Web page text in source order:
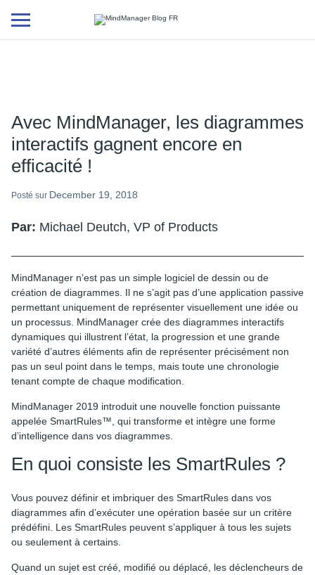
Additional
menu
Avec MindManager, les diagrammes
interactifs gagnent encore en
efficacité !
Posté sur December 19, 2018
Par: Michael Deutch, VP of Products
MindManager n’est pas un simple logiciel de dessin ou de
création de diagrammes. Il ne s’agit pas d’une application passive
permettant uniquement de représenter visuellement une idée ou
un processus. MindManager crée des diagrammes interactifs
dynamiques qui illustrent l’état, la progression et une grande
variété d’autres éléments afin de représenter précisément non
pas un seul point dans le temps, mais toute une chronologie
tenant compte de chaque modification.
MindManager 2019 introduit une nouvelle fonction puissante
appelée SmartRules™, qui transforme et intègre une forme
d’intelligence dans vos diagrammes.
En quoi consiste les SmartRules ?
Vous pouvez définir et imbriquer des SmartRules dans vos
diagrammes afin d’exécuter une opération basée sur un critère
prédéfini. Les SmartRules peuvent s’appliquer à tous les sujets
ou seulement à certains.
Quand un sujet est créé, modifié ou déplacé, les déclencheurs de